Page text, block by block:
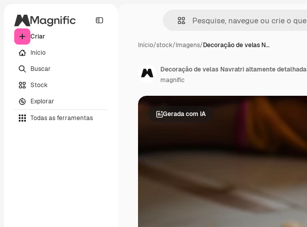
Criar
Início
Buscar
Stock
Explorar
Todas as ferramentas
Início/stock/Imagens/Decoração de velas N…
Gerada com IA
Decoração de velas Navratri altamente detalhada
magnific